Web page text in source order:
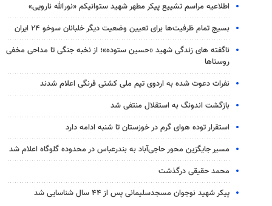
اطلاعیه مراسم تشییع پیکر مطهر شهید ستوانیکم «نورالله نارویی»
بسیج تمام ظرفیت‌ها برای تعیین وضعیت دیگر خلبانان سوخو ۲۴ ایران
ناگفته های زندگی شهید «حسین ستوده»؛ از نخبه جنگی تا مداحی مخفی
روستاها
نفرات دعوت شده به اردوی تیم ملی کشتی فرنگی اعلام شدند
بازگشت اندونگ به استقلال منتفی شد
استقرار توده هوای گرم در خوزستان تا شنبه ادامه دارد
مسیر جایگزین محور حاجی‌آباد به بندرعباس در محدوده گلوگاه اعلام شد
محمد حقیقی درگذشت
پیکر شهید نوجوان مسجدسلیمانی پس از ۴۴ سال شناسایی شد